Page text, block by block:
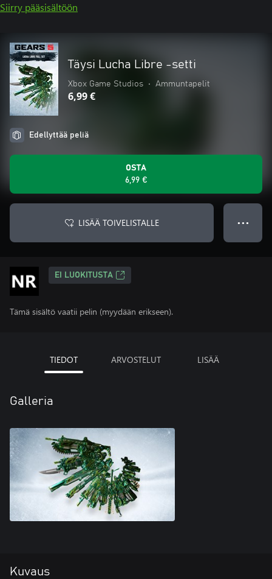
Siirry pääsisältöön
Täysi Lucha Libre -setti
Xbox Game Studios • Ammuntapelit
6,99 €
Edellyttää peliä
OSTA
6,99 €
LISÄÄ TOIVELISTALLE ● ● ●
EI LUOKITUSTA
Tämä sisältö vaatii pelin (myydään erikseen).
TIEDOT ARVOSTELUT LISÄÄ
Galleria
Kuvaus